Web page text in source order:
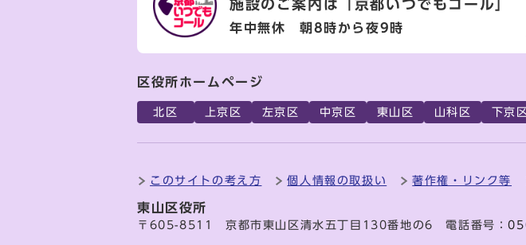
施設のご案内は
「京都いつでもコール」
年中無休 朝8時から夜9時
区役所ホームページ
北区 上京区 左京区 中京区 東山区 山科区 下京区
このサイトの考え方 個人情報の取扱い 著作権・リンク等
東山区役所
〒605-8511 京都市東山区清水五丁目130番地の6 電話番号：